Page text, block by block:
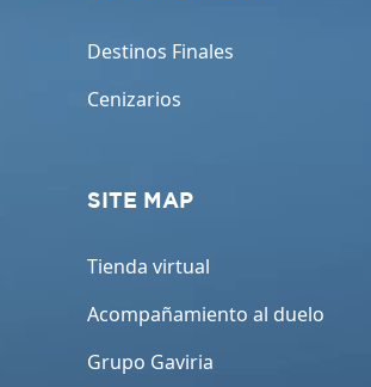
Destinos Finales
Cenizarios
SITE MAP
Tienda virtual
Acompañamiento al duelo
Grupo Gaviria